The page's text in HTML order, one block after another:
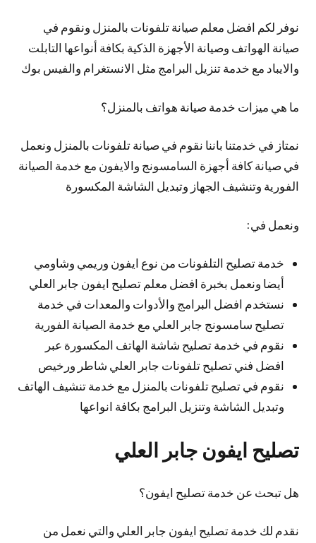
نوفر لكم افضل معلم صيانة تلفونات بالمنزل ونقوم في
صيانة الهواتف وصيانة الأجهزة الذكية بكافة أنواعها التابلت
والايباد مع خدمة تنزيل البرامج مثل الانستغرام والفيس بوك
ما هي ميزات خدمة صيانة هواتف بالمنزل؟
نمتاز في خدمتنا باننا نقوم في صيانة تلفونات بالمنزل ونعمل
في صيانة كافة أجهزة السامسونج والايفون مع خدمة الصيانة
الفورية وتنشيف الجهاز وتبديل الشاشة المكسورة
ونعمل في:
خدمة تصليح التلفونات من نوع ايفون وريمي وشاومي
أيضا ونعمل بخبرة افضل معلم تصليح ايفون جابر العلي
نستخدم افضل البرامج والأدوات والمعدات في خدمة
تصليح سامسونج جابر العلي مع خدمة الصيانة الفورية
نقوم في خدمة تصليح شاشة الهاتف المكسورة عبر
افضل فني تصليح تلفونات جابر العلي شاطر ورخيص
نقوم في تصليح تلفونات بالمنزل مع خدمة تنشيف الهاتف
وتبديل الشاشة وتنزيل البرامج بكافة انواعها
تصليح ايفون جابر العلي
هل تبحث عن خدمة تصليح ايفون؟
نقدم لك خدمة تصليح ايفون جابر العلي والتي نعمل من